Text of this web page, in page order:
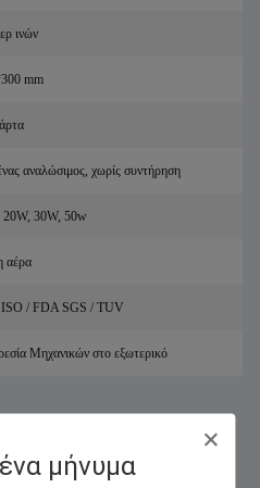
μήνυμα
ινών
mm
αναλώσιμος, χωρίς συντήρηση
20W, 30W, 50w
αέρα
/ FDA SGS / TUV
Μηχανικών στο εξωτερικό